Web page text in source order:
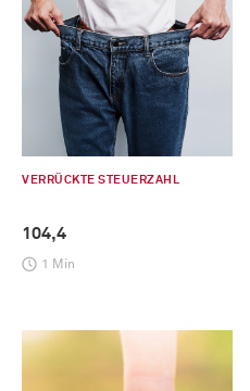
VERRÜCKTE STEUERZAHL
104,4
1 Min